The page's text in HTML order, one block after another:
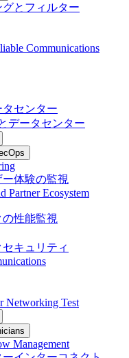
とフィルター
Communications
センター
データセンター
体験の監視
Partner Ecosystem
性能監視
キュリティ
Networking Test
Management